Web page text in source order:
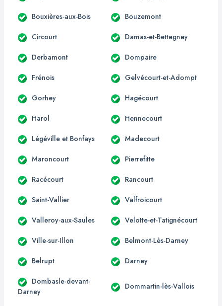
Bouxières-aux-Bois Bouzemont
Circourt Damas-et-Bettegney
Derbamont Dompaire
Frénois Gelvécourt-et-Adompt
Gorhey Hagécourt
Harol Hennecourt
Légéville et Bonfays Madecourt
Maroncourt Pierrefitte
Racécourt Rancourt
Saint-Vallier Valfroicourt
Valleroy-aux-Saules Velotte-et-Tatignécourt
Ville-sur-Illon Belmont-Lès-Darney
Belrupt Darney
Dombasle-devant-
Darney
Dommartin-lès-Vallois